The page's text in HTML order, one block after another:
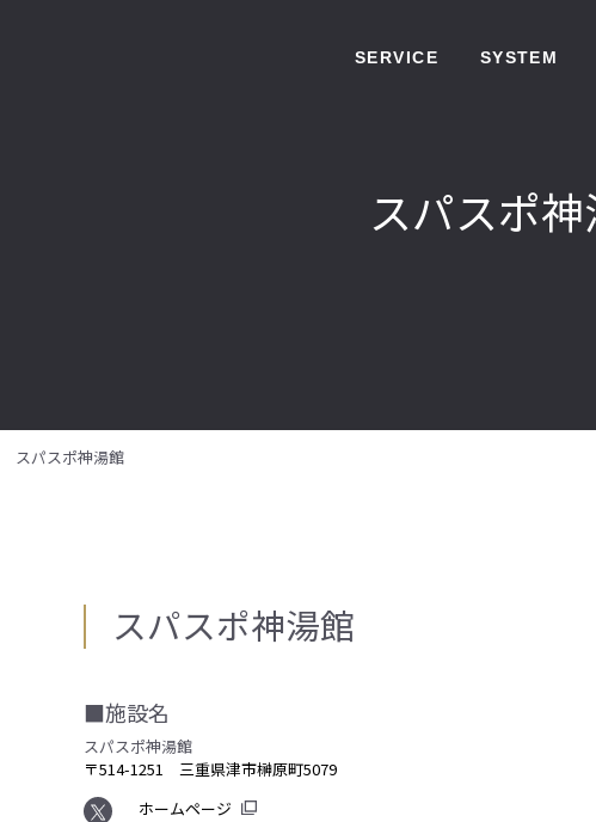
SERVICE SYSTEM
スパスポ
スパスポ神湯館
スパスポ神湯館
■施設名
スパスポ神湯館
〒514-1251 三重県津市榊原町5079
ホームページ